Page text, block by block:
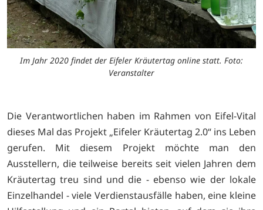
Im Jahr 2020 findet der Eifeler Kräutertag online statt. Foto:
Veranstalter
Die Verantwortlichen haben im Rahmen von Eifel-Vital
dieses Mal das Projekt „Eifeler Kräutertag 2.0“ ins Leben
gerufen. Mit diesem Projekt möchte man den
Ausstellern, die teilweise bereits seit vielen Jahren dem
Kräutertag treu sind und die - ebenso wie der lokale
Einzelhandel - viele Verdienstausfälle haben, eine kleine